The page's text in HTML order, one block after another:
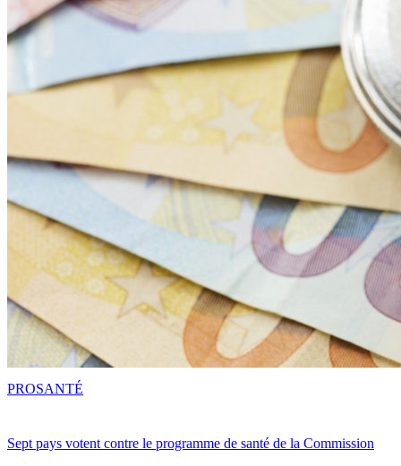
Sept pays votent contre le programme de santé de la Commission
PROSANTÉ